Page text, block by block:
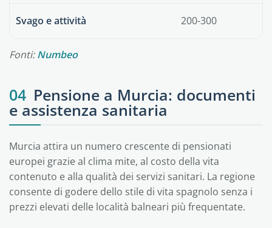
Svago e attività 200-300
Fonti:Numbeo
04 Pensione a Murcia: documenti
e assistenza sanitaria
Murcia attira un numero crescente di pensionati
europei grazie al clima mite, al costo della vita
contenuto e alla qualità dei servizi sanitari. La regione
consente di godere dello stile di vita spagnolo senza i
prezzi elevati delle località balneari più frequentate.